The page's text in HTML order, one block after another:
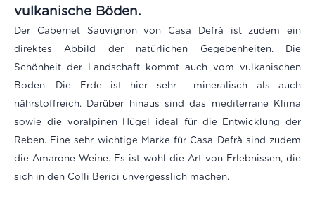
vulkanische Böden.
Der Cabernet Sauvignon von Casa Defrà ist zudem ein
direktes Abbild der natürlichen Gegebenheiten. Die
Schönheit der Landschaft kommt auch vom vulkanischen
Boden. Die Erde ist hier sehr mineralisch als auch
nährstoffreich. Darüber hinaus sind das mediterrane Klima
sowie die voralpinen Hügel ideal für die Entwicklung der
Reben. Eine sehr wichtige Marke für Casa Defrà sind zudem
die Amarone Weine. Es ist wohl die Art von Erlebnissen, die
sich in den Colli Berici unvergesslich machen.